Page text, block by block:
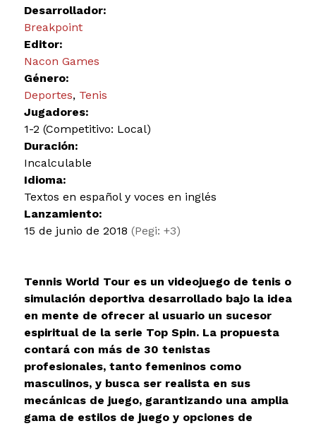
Desarrollador:
Breakpoint
Editor:
Nacon Games
Género:
Deportes, Tenis
Jugadores:
1-2 (Competitivo: Local)
Duración:
Incalculable
Idioma:
Textos en español y voces en inglés
Lanzamiento:
15 de junio de 2018 (Pegi: +3)
Tennis World Tour es un videojuego de tenis o
simulación deportiva desarrollado bajo la idea
en mente de ofrecer al usuario un sucesor
espiritual de la serie Top Spin. La propuesta
contará con más de 30 tenistas
profesionales, tanto femeninos como
masculinos, y busca ser realista en sus
mecánicas de juego, garantizando una amplia
gama de estilos de juego y opciones de